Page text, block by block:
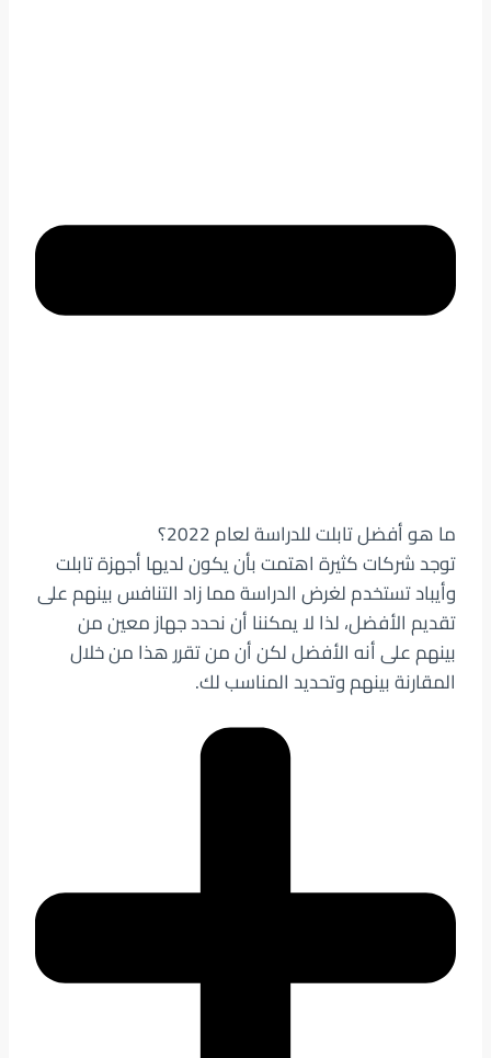
ما هو أفضل تابلت للدراسة لعام 2022؟
توجد شركات كثيرة اهتمت بأن يكون لديها أجهزة تابلت
وأيباد تستخدم لغرض الدراسة مما زاد التنافس بينهم على
تقديم الأفضل، لذا لا يمكننا أن نحدد جهاز معين من
بينهم على أنه الأفضل لكن أن من تقرر هذا من خلال
المقارنة بينهم وتحديد المناسب لك.